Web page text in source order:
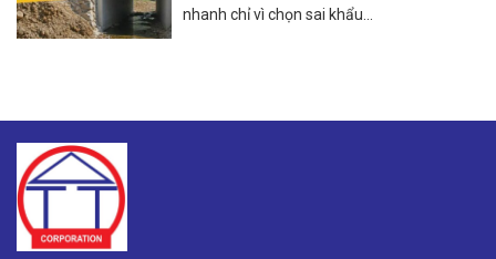
nhanh chỉ vì chọn sai khẩu...